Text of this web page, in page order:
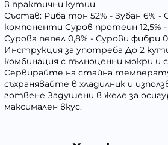
в практични кутии.
Състав: Риба тон 52% - Зубан 6% -
компоненти Суров протеин 12,5% -
Сурова пепел 0,8% - Сурови фибри
Инструкция за употреба До 2
комбинация с пълноценни мокри и
Сервирайте на стайна
съхранявайте в хладилник и
готвене Задушени в желе за
максимален вкус.